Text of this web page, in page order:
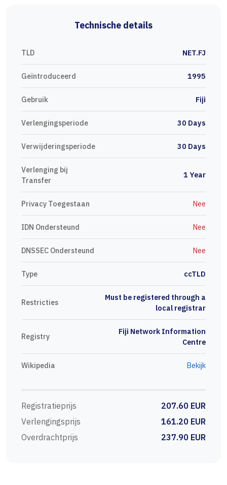
Technische details
TLD NET.FJ
Geïntroduceerd 1995
Gebruik Fiji
Verlengingsperiode 30 Days
Verwijderingsperiode 30 Days
Verlenging bij
Transfer
1 Year
Privacy Toegestaan Nee
IDN Ondersteund Nee
DNSSEC Ondersteund Nee
Type ccTLD
Restricties
Must be registered through a
local registrar
Registry
Fiji Network Information
Centre
Wikipedia Bekijk
Registratieprijs
207.60 EUR
Verlengingsprijs
161.20 EUR
Overdrachtprijs
237.90 EUR